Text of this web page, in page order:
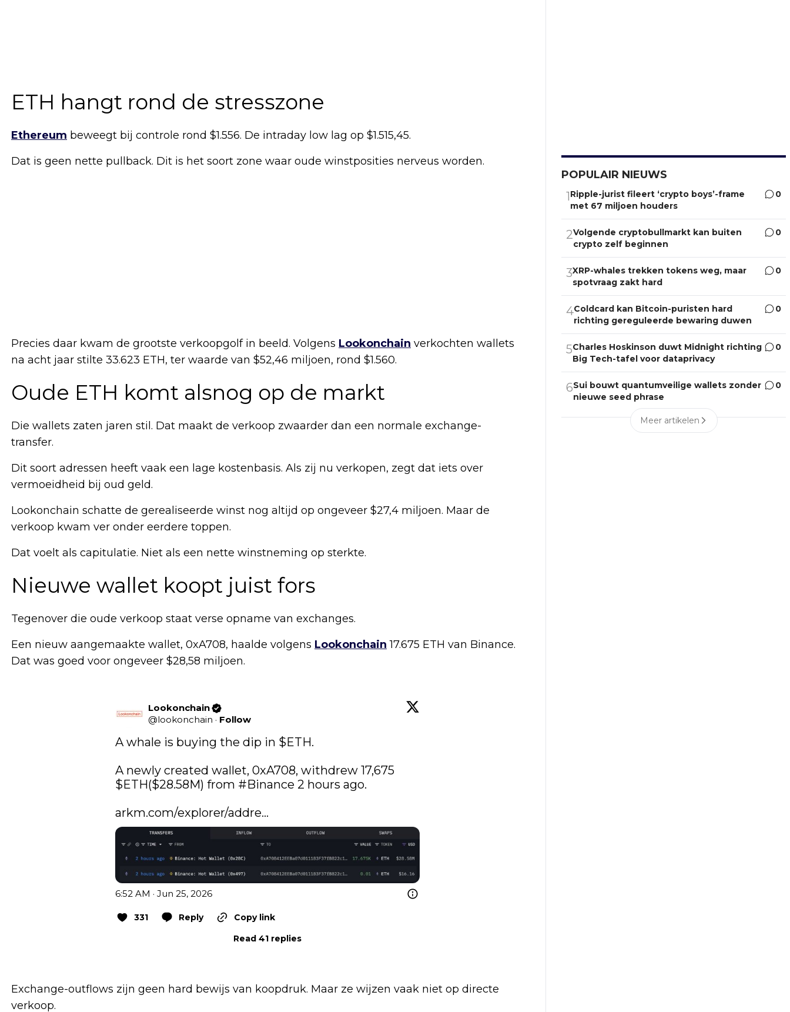
ETH hangt rond de stresszone
Ethereum beweegt bij controle rond $1.556. De intraday low lag op $1.515,45.
Dat is geen nette pullback. Dit is het soort zone waar oude winstposities nerveus worden.
Precies daar kwam de grootste verkoopgolf in beeld. Volgens Lookonchain verkochten wallets
na acht jaar stilte 33.623 ETH, ter waarde van $52,46 miljoen, rond $1.560.
Oude ETH komt alsnog op de markt
Die wallets zaten jaren stil. Dat maakt de verkoop zwaarder dan een normale exchange-
transfer.
Dit soort adressen heeft vaak een lage kostenbasis. Als zij nu verkopen, zegt dat iets over
vermoeidheid bij oud geld.
Lookonchain schatte de gerealiseerde winst nog altijd op ongeveer $27,4 miljoen. Maar de
verkoop kwam ver onder eerdere toppen.
Dat voelt als capitulatie. Niet als een nette winstneming op sterkte.
Nieuwe wallet koopt juist fors
Tegenover die oude verkoop staat verse opname van exchanges.
Een nieuw aangemaakte wallet, 0xA708, haalde volgens Lookonchain 17.675 ETH van Binance.
Dat was goed voor ongeveer $28,58 miljoen.
Lookonchain
@lookonchain · Follow
A whale is buying the dip in $ETH.
A newly created wallet, 0xA708, withdrew 17,675
$ETH($28.58M) from #Binance 2 hours ago.
arkm.com/explorer/addre…
6:52 AM · Jun 25, 2026
331 Reply
Copy link
Read 41 replies
Exchange-outflows zijn geen hard bewijs van koopdruk. Maar ze wijzen vaak niet op directe
verkoop.
POPULAIR NIEUWS
1Ripple-jurist fileert ‘crypto boys’-frame
met 67 miljoen houders
0
2Volgende cryptobullmarkt kan buiten
crypto zelf beginnen
0
3XRP-whales trekken tokens weg, maar
spotvraag zakt hard
0
4Coldcard kan Bitcoin-puristen hard
richting gereguleerde bewaring duwen
0
5Charles Hoskinson duwt Midnight richting
Big Tech-tafel voor dataprivacy
0
6Sui bouwt quantumveilige wallets zonder
nieuwe seed phrase
0
Meer artikelen